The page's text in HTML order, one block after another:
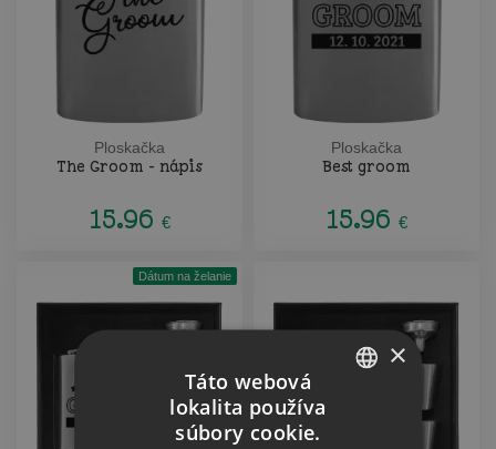
Ploskačka
The Groom - nápis
15.96 €
Ploskačka
Best groom
15.96 €
Dátum na želanie
×
Táto webová
lokalita používa
súbory cookie.